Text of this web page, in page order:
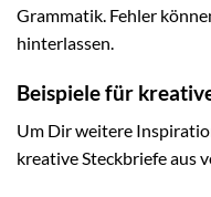
Grammatik. Fehler
hinterlassen.
Beispiele für
Um Dir weitere
kreative Steckbriefe aus